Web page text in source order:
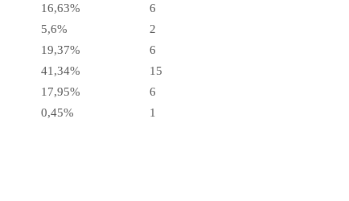
16,63%
6
5,6%
2
19,37%
6
41,34%
15
17,95%
6
0,45% 1